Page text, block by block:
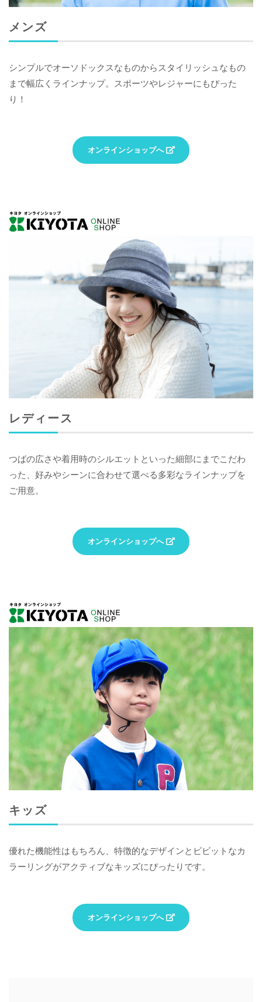
メンズ
シンプルでオーソドックスなものからスタイリッシュなもの
まで幅広くラインナップ。スポーツやレジャーにもぴった
り！
オンラインショップへ
レディース
つばの広さや着用時のシルエットといった細部にまでこだわ
った、好みやシーンに合わせて選べる多彩なラインナップを
ご用意。
オンラインショップへ
キッズ
優れた機能性はもちろん、特徴的なデザインとビビットなカ
ラーリングがアクティブなキッズにぴったりです。
オンラインショップへ